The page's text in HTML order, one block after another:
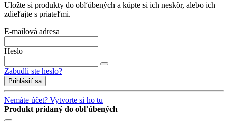
Uložte si produkty do obľúbených a kúpte si ich neskôr, alebo ich
zdieľajte s priateľmi.
E-mailová adresa
Heslo
Zabudli ste heslo?
Prihlásiť sa
Nemáte účet? Vytvorte si ho tu
Produkt pridaný do obľúbených